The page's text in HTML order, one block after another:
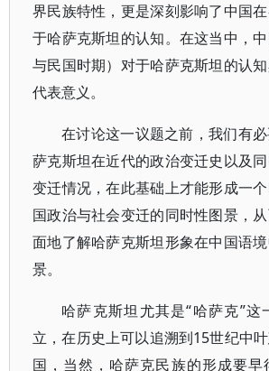
界民族特性，更是深刻影响了中国
于哈萨克斯坦的认知。在这当中，
与民国时期）对于哈萨克斯坦的认
代表意义。
在讨论这一议题之前，我们有
萨克斯坦在近代的政治变迁史以及
变迁情况，在此基础上才能形成一
国政治与社会变迁的同时性图景，
面地了解哈萨克斯坦形象在中国语
景。
哈萨克斯坦尤其是“哈萨克”这
立，在历史上可以追溯到15世纪中
国，当然，哈萨克民族的形成要早